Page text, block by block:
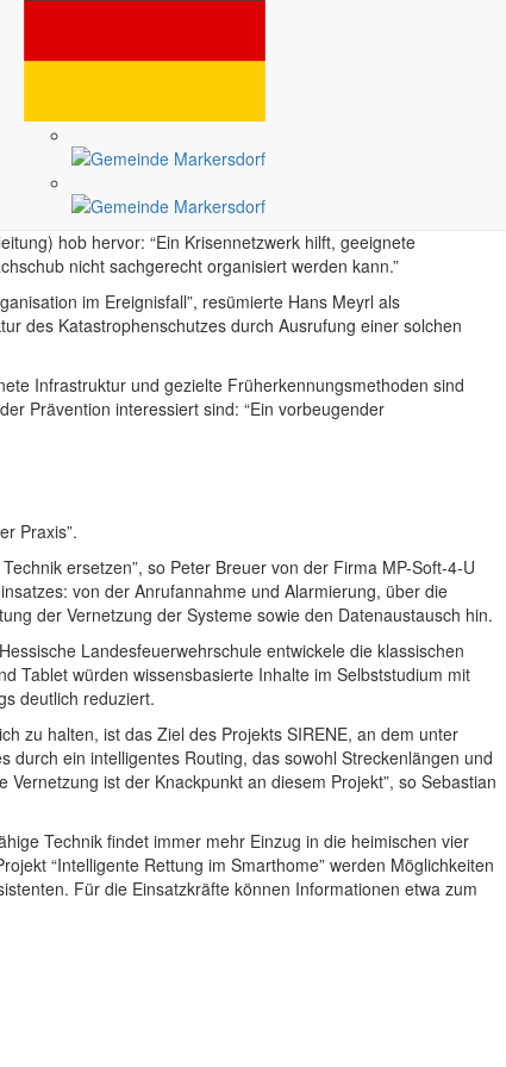
nicht genügten, um einen signifikanten Anstieg der
damit auch zu mehr Feuchtigkeit”, erklärte er.
hob hervor: “Ein Krisennetzwerk hilft, geeignete
nicht sachgerecht organisiert werden kann.”
im Ereignisfall”, resümierte Hans Meyrl als
des Katastrophenschutzes durch Ausrufung einer solchen
Infrastruktur und gezielte Früherkennungsmethoden sind
Prävention interessiert sind: “Ein vorbeugender
Praxis”.
ersetzen”, so Peter Breuer von der Firma MP-Soft-4-U
von der Anrufannahme und Alarmierung, über die
der Vernetzung der Systeme sowie den Datenaustausch hin.
Landesfeuerwehrschule entwickele die klassischen
Tablet würden wissensbasierte Inhalte im Selbststudium mit
deutlich reduziert.
zu halten, ist das Ziel des Projekts SIRENE, an dem unter
ein intelligentes Routing, das sowohl Streckenlängen und
ist der Knackpunkt an diesem Projekt”, so Sebastian
Technik findet immer mehr Einzug in die heimischen vier
“Intelligente Rettung im Smarthome” werden Möglichkeiten
Für die Einsatzkräfte können Informationen etwa zum